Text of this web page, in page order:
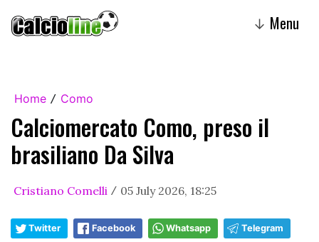
↓ Menu
Home / Como
Calciomercato Como, preso il
brasiliano Da Silva
Cristiano Comelli / 05 July 2026, 18:25
Twitter Facebook Whatsapp Telegram